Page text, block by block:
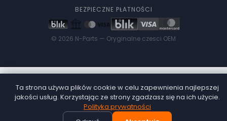
BEZPIECZNE PŁATNOŚCI
© 2026 N-Parts — Oryginalne czesci OEM
Ta strona używa plików cookie w celu zapewnienia najlepszej
jakości usług. Korzystając ze strony zgadzasz się na ich użycie.
Polityka prywatności